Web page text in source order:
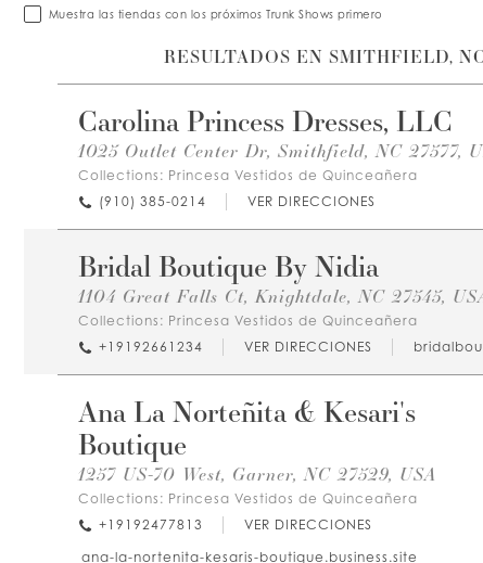
Muestra las tiendas con los próximos Trunk Shows primero
RESULTADOS EN SMITHFIELD,
Carolina Princess Dresses, LLC
1025 Outlet Center Dr, Smithfield, NC 27577,
Collections: Princesa Vestidos de Quinceañera
(910) 385-0214
VER DIRECCIONES
Bridal Boutique By Nidia
1104 Great Falls Ct, Knightdale, NC 27545,
Collections: Princesa Vestidos de Quinceañera
+19192661234
VER DIRECCIONES
Ana La Norteñita & Kesari's
Boutique
1257 US-70 West, Garner, NC 27529, USA
Collections: Princesa Vestidos de Quinceañera
+19192477813
VER DIRECCIONES
ana-la-nortenita-kesaris-boutique.business.site